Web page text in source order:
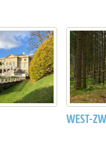
WEST-